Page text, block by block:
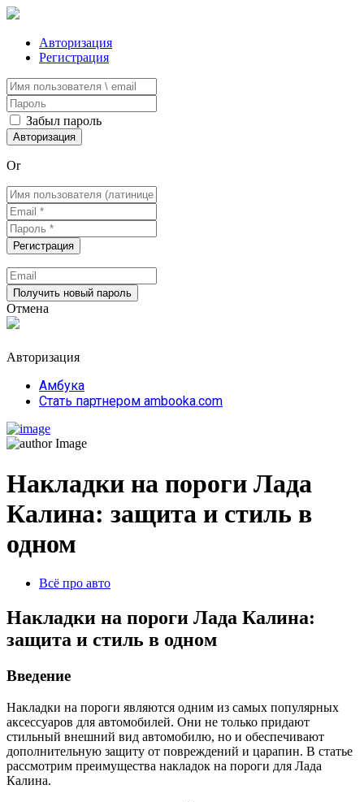
Авторизация
Регистрация
Забыл пароль
Or
Отмена
Авторизация
Амбука
Стать партнером ambooka.com
Накладки на пороги Лада
Калина: защита и стиль в
одном
Всё про авто
Накладки на пороги Лада Калина:
защита и стиль в одном
Введение
Накладки на пороги являются одним из самых популярных
аксессуаров для автомобилей. Они не только придают
стильный внешний вид автомобилю, но и обеспечивают
дополнительную защиту от повреждений и царапин. В статье
рассмотрим преимущества накладок на пороги для Лада
Калина.